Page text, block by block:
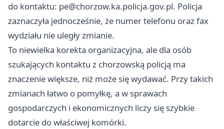
do kontaktu: pe@chorzow.ka.policja.gov.pl. Policja
zaznaczyła jednocześnie, że numer telefonu oraz fax
wydziału nie uległy zmianie.
To niewielka korekta organizacyjna, ale dla osób
szukających kontaktu z chorzowską policją ma
znaczenie większe, niż może się wydawać. Przy takich
zmianach łatwo o pomyłkę, a w sprawach
gospodarczych i ekonomicznych liczy się szybkie
dotarcie do właściwej komórki.